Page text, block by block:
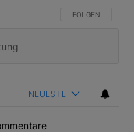
FOLGE DIESER
FOLGEN
NEUESTE